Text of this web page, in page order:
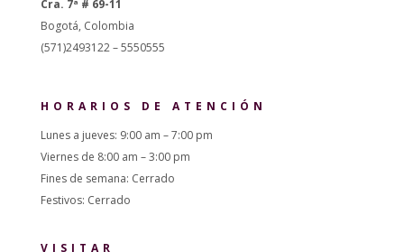
Cra. 7ª # 69-11
Bogotá, Colombia
(571)2493122 – 5550555
HORARIOS DE ATENCIÓN
Lunes a jueves: 9:00 am – 7:00 pm
Viernes de 8:00 am – 3:00 pm
Fines de semana: Cerrado
Festivos: Cerrado
VISITAR